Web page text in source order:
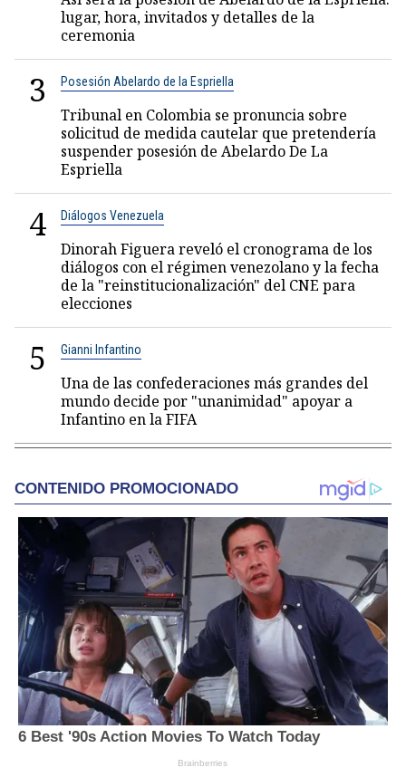
lugar, hora, invitados y detalles de la
ceremonia
3 Posesión Abelardo de la Espriella
Tribunal en Colombia se pronuncia sobre
solicitud de medida cautelar que pretendería
suspender posesión de Abelardo De La
Espriella
4 Diálogos Venezuela
Dinorah Figuera reveló el cronograma de los
diálogos con el régimen venezolano y la fecha
de la "reinstitucionalización" del CNE para
elecciones
5 Gianni Infantino
Una de las confederaciones más grandes del
mundo decide por "unanimidad" apoyar a
Infantino en la FIFA